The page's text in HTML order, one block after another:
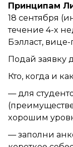
Принципам
18 сентября
течение 4-х
Бэлласт,
Подай заявку
Кто, когда и
— для
хорошим
— заполни